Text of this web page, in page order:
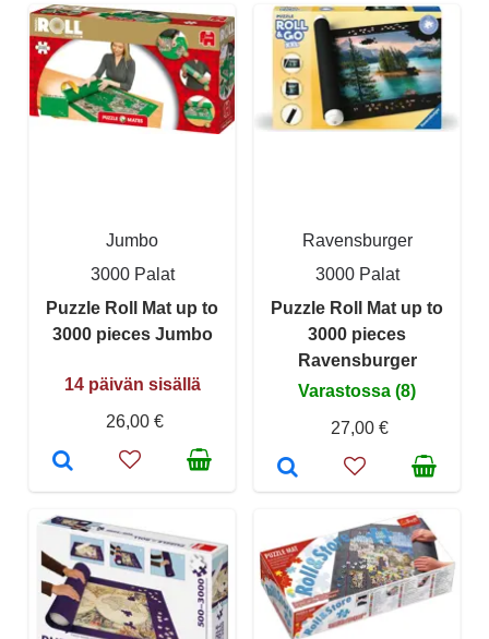
Jumbo
3000 Palat
Puzzle Roll Mat up to
3000 pieces Jumbo
14 päivän sisällä
26,00 €
Ravensburger
3000 Palat
Puzzle Roll Mat up to
3000 pieces
Ravensburger
Varastossa (8)
27,00 €